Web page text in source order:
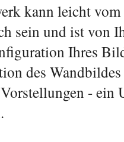
kann leicht
sein und ist von
Ihres
des
- ein